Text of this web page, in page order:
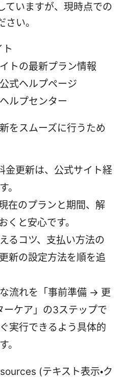
ていますが、現時点での
い。
トの最新プラン情報
式ヘルプページ
ルプセンター
をスムーズに行うため
金更新は、公式サイト経
。
在のプランと期間、解
くと安心です。
るコツ、支払い方法の
新の設定方法を順を追
流れを「事前準備 → 更
ケア」の3ステップで
実行できるよう具体的
。
(テキスト表示・ク